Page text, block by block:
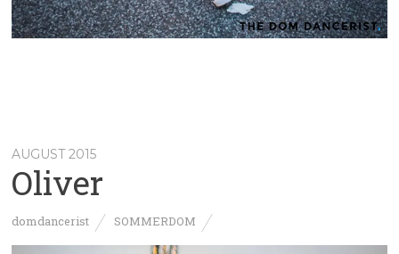
AUGUST 2015
Oliver
domdancerist SOMMERDOM